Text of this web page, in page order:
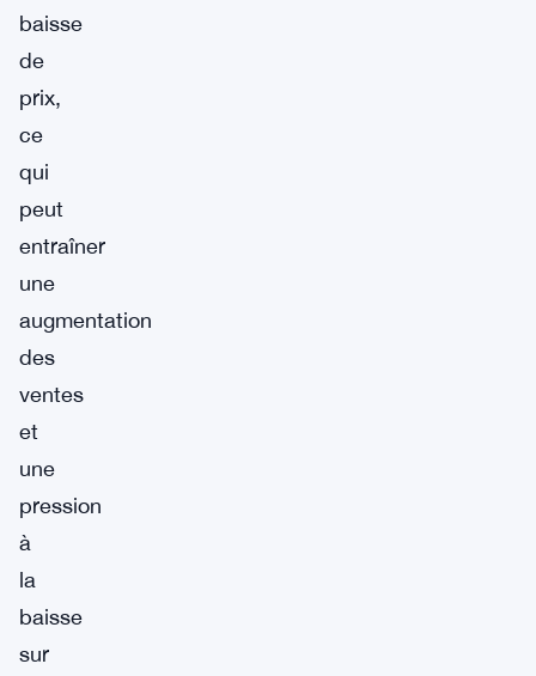
baisse
de
prix,
ce
qui
peut
entraîner
une
augmentation
des
ventes
et
une
pression
à
la
baisse
sur